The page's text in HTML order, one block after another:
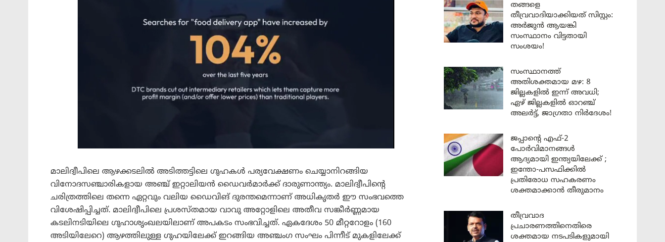
മാലിദ്വീപിലെ ആഴക്കടലിൽ അടിത്തട്ടിലെ ഗുഹകൾ പര്യവേക്ഷണം ചെയ്യാനിറങ്ങിയ
വിനോദസഞ്ചാരികളായ അഞ്ച് ഇറ്റാലിയൻ ഡൈവർമാർക്ക് ദാരുണാന്ത്യം. മാലിദ്വീപിന്റെ
ചരിത്രത്തിലെ തന്നെ ഏറ്റവും വലിയ ഡൈവിങ് ദുരന്തമെന്നാണ് അധികൃതർ ഈ സംഭവത്തെ
വിശേഷിപ്പിച്ചത്. മാലിദ്വീപിലെ പ്രശസ്തമായ വാവു അറ്റോളിലെ അതീവ സങ്കീർണ്ണമായ
കടലിനടിയിലെ ഗുഹാശൃംഖലയിലാണ് അപകടം സംഭവിച്ചത്. ഏകദേശം 50 മീറ്ററോളം (160
അടിയിലേറെ) ആഴത്തിലുള്ള ഗുഹയിലേക്ക് ഇറങ്ങിയ അഞ്ചംഗ സംഘം പിന്നീട് മുകളിലേക്ക്
തങ്ങളെ
തീവ്രവാദിയാക്കിയത് സിസ്റ്റം:
അർജുൻ ആയങ്കി
സംസ്ഥാനം വിട്ടതായി
സംശയം!
സംസ്ഥാനത്ത്
അതിശക്തമായ മഴ: 8
ജില്ലകളിൽ ഇന്ന് അവധി;
ഏഴ് ജില്ലകളിൽ ഓറഞ്ച്
അലർട്ട്, ജാഗ്രതാ നിർദേശം!
ജപ്പാന്റെ എഫ്-2
പോർവിമാനങ്ങൾ
ആദ്യമായി ഇന്ത്യയിലേക്ക് ;
ഇന്തോ-പസഫിക്കിൽ
പ്രതിരോധ സഹകരണം
ശക്തമാക്കാൻ തീരുമാനം
തീവ്രവാദ
പ്രചാരണത്തിനെതിരെ
ശക്തമായ നടപടികളുമായി